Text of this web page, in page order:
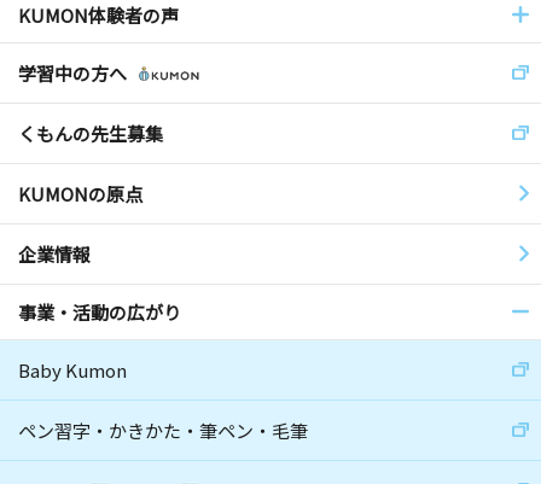
KUMON体験者の声
学習中の方へ
くもんの先生募集
KUMONの原点
企業情報
事業・活動の広がり
Baby Kumon
ペン習字・かきかた・筆ペン・毛筆